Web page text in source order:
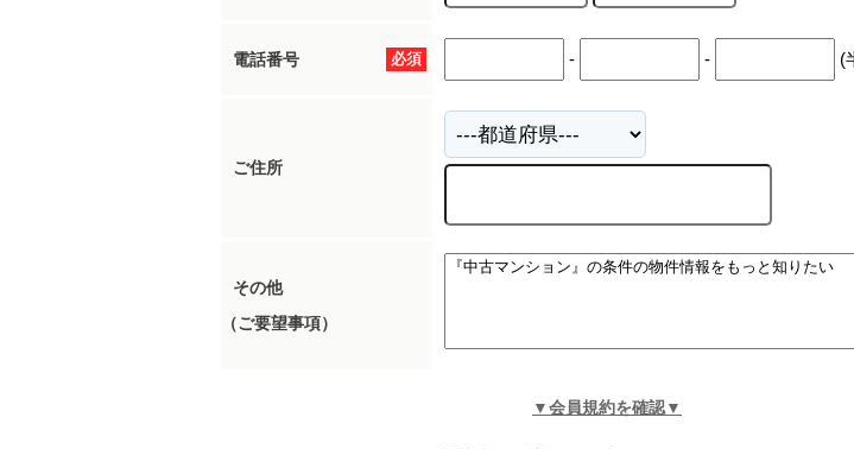
必須
電話番号 - - (
ご住所
その他
（ご要望事項）
▼会員規約を確認▼